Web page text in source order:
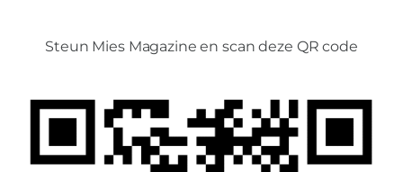
Steun Mies Magazine en scan deze QR code